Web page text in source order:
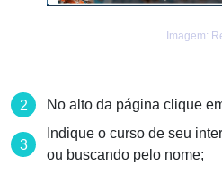
Imagem:
No alto da página clique
Indique o curso de seu
ou buscando pelo nome;